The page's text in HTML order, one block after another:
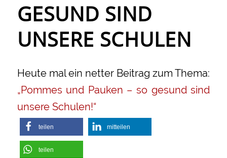
GESUND SIND
UNSERE SCHULEN
Heute mal ein netter Beitrag zum Thema:
„Pommes und Pauken – so gesund sind
unsere Schulen!“
teilen mitteilen
teilen